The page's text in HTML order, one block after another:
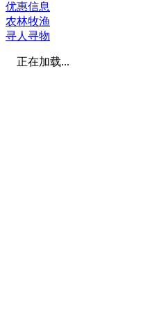
优惠信息
农林牧渔
寻人寻物
正在加载...